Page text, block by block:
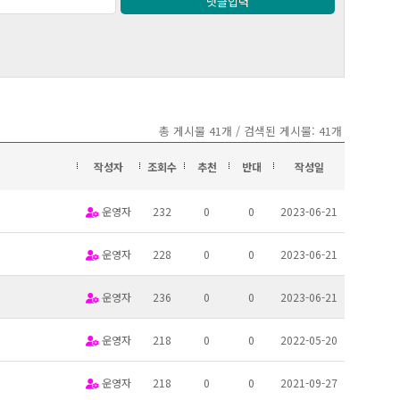
총 게시물 41개 / 검색된 게시물: 41개
작성자 조회수 추천 반대 작성일
운영자 232 0 0 2023-06-21
운영자 228 0 0 2023-06-21
운영자 236 0 0 2023-06-21
운영자 218 0 0 2022-05-20
운영자 218 0 0 2021-09-27